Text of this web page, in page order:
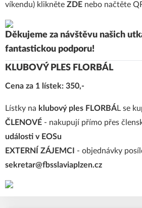
víkendu) klikněte ZDE nebo načtěte
Děkujeme za návštěvu našich
fantastickou podporu!
KLUBOVÝ PLES FLORBÁL
Cena za 1 lístek: 350,-
Lístky na klubový ples FLORBÁL se
ČLENOVÉ - nakupují přímo přes
události v EOSu
EXTERNÍ ZÁJEMCI
- objednávky
sekretar@fbsslaviaplzen.cz